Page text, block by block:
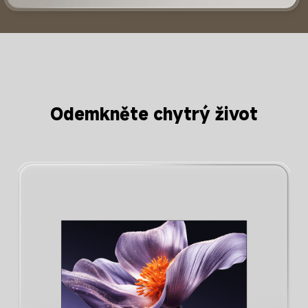
Odemkněte chytrý život